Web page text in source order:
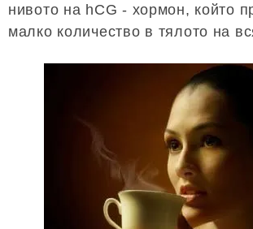
нивото на hCG - хормон, който
малко количество в тялото на